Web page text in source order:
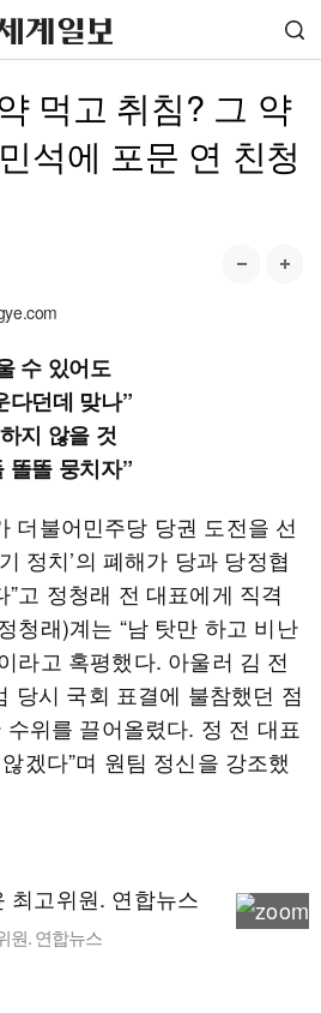
먹고 취침? 그 약
민석에 포문 연 친청
수 있어도
다던데 맞나”
지 않을 것
똘똘 뭉치자”
더불어민주당 당권 도전을 선
정치’의 폐해가 당과 당정협
고 정청래 전 대표에게 직격
청래)계는 “남 탓만 하고 비난
라고 혹평했다. 아울러 김 전
당시 국회 표결에 불참했던 점
위를 끌어올렸다. 정 전 대표
겠다”며 원팀 정신을 강조했
원. 연합뉴스